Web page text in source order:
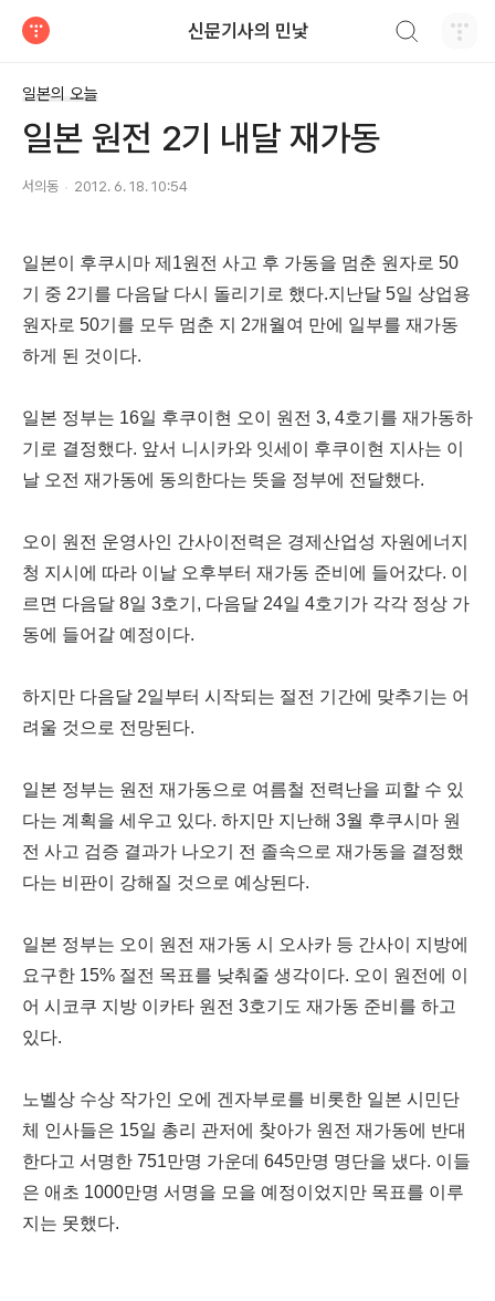
신문기사의 민낯
일본의 오늘
일본 원전 2기 내달 재가동
서의동 2012. 6. 18. 10:54
일본이 후쿠시마 제1원전 사고 후 가동을 멈춘 원자로 50
기 중 2기를 다음달 다시 돌리기로 했다.지난달 5일 상업용
원자로 50기를 모두 멈춘 지 2개월여 만에 일부를 재가동
하게 된 것이다.
일본 정부는 16일 후쿠이현 오이 원전 3, 4호기를 재가동하
기로 결정했다. 앞서 니시카와 잇세이 후쿠이현 지사는 이
날 오전 재가동에 동의한다는 뜻을 정부에 전달했다.
오이 원전 운영사인 간사이전력은 경제산업성 자원에너지
청 지시에 따라 이날 오후부터 재가동 준비에 들어갔다. 이
르면 다음달 8일 3호기, 다음달 24일 4호기가 각각 정상 가
동에 들어갈 예정이다.
하지만 다음달 2일부터 시작되는 절전 기간에 맞추기는 어
려울 것으로 전망된다.
일본 정부는 원전 재가동으로 여름철 전력난을 피할 수 있
다는 계획을 세우고 있다. 하지만 지난해 3월 후쿠시마 원
전 사고 검증 결과가 나오기 전 졸속으로 재가동을 결정했
다는 비판이 강해질 것으로 예상된다.
일본 정부는 오이 원전 재가동 시 오사카 등 간사이 지방에
요구한 15% 절전 목표를 낮춰줄 생각이다. 오이 원전에 이
어 시코쿠 지방 이카타 원전 3호기도 재가동 준비를 하고
있다.
노벨상 수상 작가인 오에 겐자부로를 비롯한 일본 시민단
체 인사들은 15일 총리 관저에 찾아가 원전 재가동에 반대
한다고 서명한 751만명 가운데 645만명 명단을 냈다. 이들
은 애초 1000만명 서명을 모을 예정이었지만 목표를 이루
지는 못했다.